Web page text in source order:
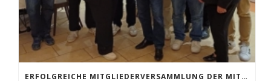
ERFOLGREICHE MITGLIEDERVERSAMMLUNG DER MIT MOERS: KONTINUITÄT IM VORSTAND UND HOCHKARÄTIGE GÄSTE